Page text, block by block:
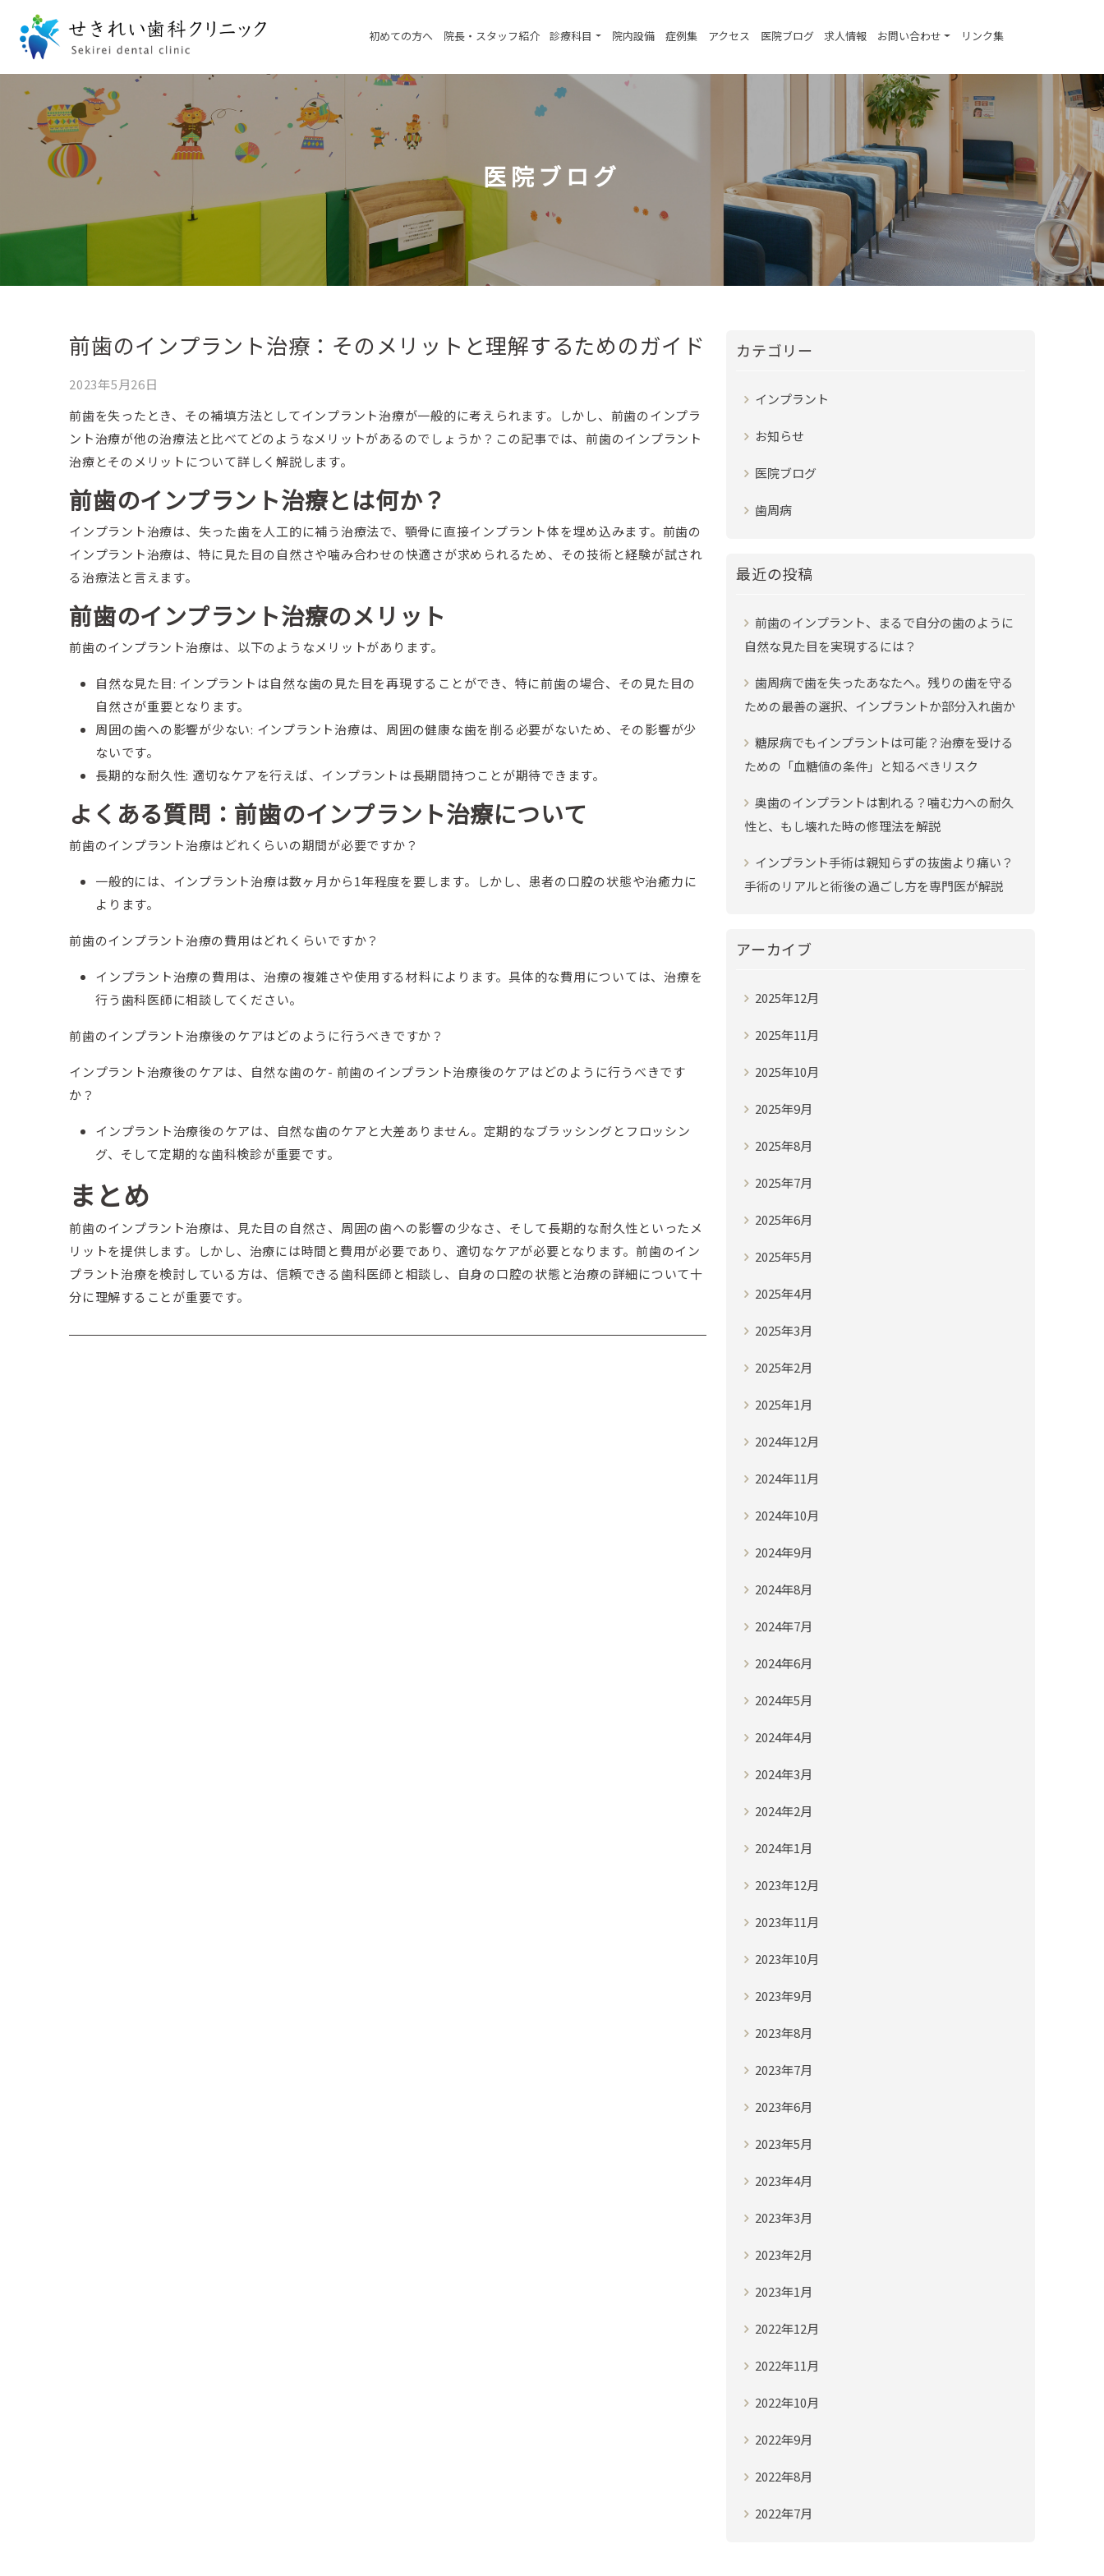
初めての方へ 院長・スタッフ紹介 診療科目 院内設備 症例集 アクセス 医院ブログ 求人情報 お問い合わせ リンク集
医院ブログ
前歯のインプラント治療：そのメリットと理解するためのガイド
2023年5月26日
前歯を失ったとき、その補填方法としてインプラント治療が一般的に考えられます。しかし、前歯のインプラ
ント治療が他の治療法と比べてどのようなメリットがあるのでしょうか？この記事では、前歯のインプラント
治療とそのメリットについて詳しく解説します。
前歯のインプラント治療とは何か？
インプラント治療は、失った歯を人工的に補う治療法で、顎骨に直接インプラント体を埋め込みます。前歯の
インプラント治療は、特に見た目の自然さや噛み合わせの快適さが求められるため、その技術と経験が試され
る治療法と言えます。
前歯のインプラント治療のメリット
前歯のインプラント治療は、以下のようなメリットがあります。
自然な見た目: インプラントは自然な歯の見た目を再現することができ、特に前歯の場合、その見た目の
自然さが重要となります。
周囲の歯への影響が少ない: インプラント治療は、周囲の健康な歯を削る必要がないため、その影響が少
ないです。
長期的な耐久性: 適切なケアを行えば、インプラントは長期間持つことが期待できます。
よくある質問：前歯のインプラント治療について
前歯のインプラント治療はどれくらいの期間が必要ですか？
一般的には、インプラント治療は数ヶ月から1年程度を要します。しかし、患者の口腔の状態や治癒力に
よります。
前歯のインプラント治療の費用はどれくらいですか？
インプラント治療の費用は、治療の複雑さや使用する材料によります。具体的な費用については、治療を
行う歯科医師に相談してください。
前歯のインプラント治療後のケアはどのように行うべきですか？
インプラント治療後のケアは、自然な歯のケ- 前歯のインプラント治療後のケアはどのように行うべきです
か？
インプラント治療後のケアは、自然な歯のケアと大差ありません。定期的なブラッシングとフロッシン
グ、そして定期的な歯科検診が重要です。
まとめ
前歯のインプラント治療は、見た目の自然さ、周囲の歯への影響の少なさ、そして長期的な耐久性といったメ
リットを提供します。しかし、治療には時間と費用が必要であり、適切なケアが必要となります。前歯のイン
プラント治療を検討している方は、信頼できる歯科医師と相談し、自身の口腔の状態と治療の詳細について十
分に理解することが重要です。
カテゴリー
インプラント
お知らせ
医院ブログ
歯周病
最近の投稿
前歯のインプラント、まるで自分の歯のように
自然な見た目を実現するには？
歯周病で歯を失ったあなたへ。残りの歯を守る
ための最善の選択、インプラントか部分入れ歯か
糖尿病でもインプラントは可能？治療を受ける
ための「血糖値の条件」と知るべきリスク
奥歯のインプラントは割れる？噛む力への耐久
性と、もし壊れた時の修理法を解説
インプラント手術は親知らずの抜歯より痛い？
手術のリアルと術後の過ごし方を専門医が解説
アーカイブ
2025年12月
2025年11月
2025年10月
2025年9月
2025年8月
2025年7月
2025年6月
2025年5月
2025年4月
2025年3月
2025年2月
2025年1月
2024年12月
2024年11月
2024年10月
2024年9月
2024年8月
2024年7月
2024年6月
2024年5月
2024年4月
2024年3月
2024年2月
2024年1月
2023年12月
2023年11月
2023年10月
2023年9月
2023年8月
2023年7月
2023年6月
2023年5月
2023年4月
2023年3月
2023年2月
2023年1月
2022年12月
2022年11月
2022年10月
2022年9月
2022年8月
2022年7月